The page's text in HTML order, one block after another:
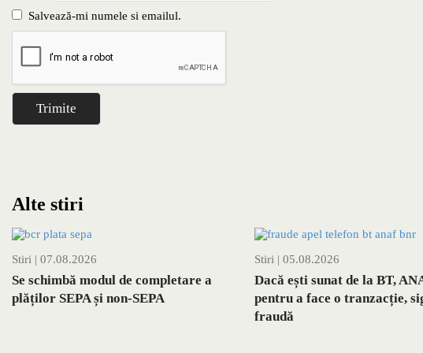
Salvează-mi numele si emailul.
Alte stiri
Stiri | 07.08.2026
Se schimbă modul de completare a
plăților SEPA și non-SEPA
Stiri | 05.08.2026
Dacă ești sunat de la BT,
pentru a face o tranzacție,
fraudă